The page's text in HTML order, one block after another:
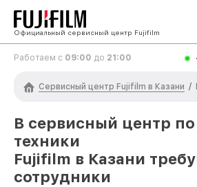
Официальный сервисный центр Fujifilm
Работаем с 09:00 до 21:00
Сервисный центр Fujifilm в Казани /
В сервисный центр
техники
Fujifilm в Казани
сотрудники